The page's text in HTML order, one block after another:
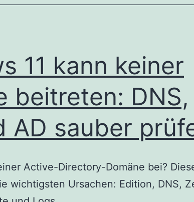
11 kann keiner
beitreten: DNS,
AD sauber
Active-Directory-Domäne bei?
wichtigsten Ursachen: Edition, DNS,